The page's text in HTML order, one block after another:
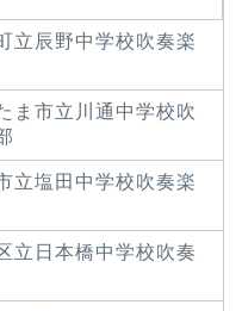
立辰野中学校吹奏楽
ま市立川通中学校吹
立塩田中学校吹奏楽
立日本橋中学校吹奏